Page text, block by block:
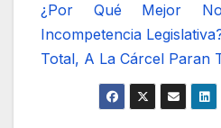
¿Por Qué Mejor
Incompetencia
Total, A La Cárcel Paran